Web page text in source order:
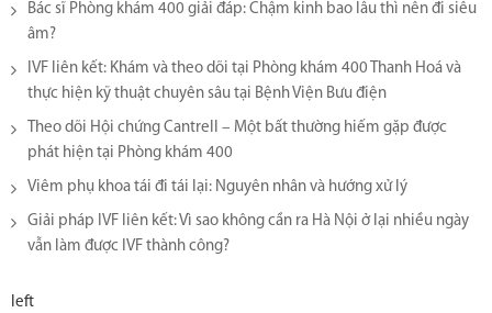
Bác sĩ Phòng khám 400 giải đáp: Chậm kinh bao lâu thì nên đi siêu
âm?
IVF liên kết: Khám và theo dõi tại Phòng khám 400 Thanh Hoá và
thực hiện kỹ thuật chuyên sâu tại Bệnh Viện Bưu điện
Theo dõi Hội chứng Cantrell – Một bất thường hiếm gặp được
phát hiện tại Phòng khám 400
Viêm phụ khoa tái đi tái lại​: Nguyên nhân và hướng xử lý
Giải pháp IVF liên kết: Vì sao không cần ra Hà Nội ở lại nhiều ngày
vẫn làm được IVF thành công?
left